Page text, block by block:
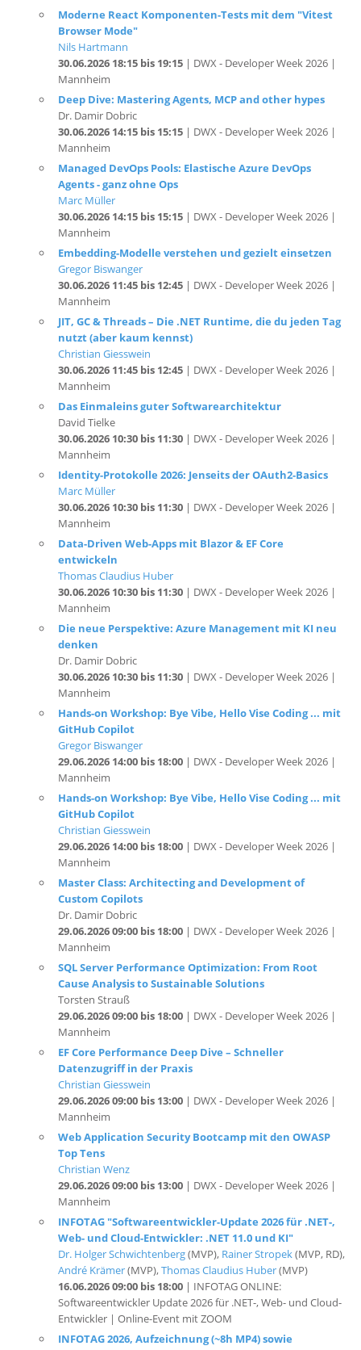
Nils Hartmann
30.06.2026 18:15 bis 19:15
Mannheim
Deep Dive: Mastering Agents, MCP and other hypes
Dr. Damir Dobric
30.06.2026 14:15 bis 15:15| DWX - Developer Week 2026 |
Mannheim
Managed DevOps Pools: Elastische Azure DevOps
Agents - ganz ohne Ops
Marc Müller
30.06.2026 14:15 bis 15:15
Mannheim
Embedding-Modelle verstehen und gezielt einsetzen
Gregor Biswanger
30.06.2026 11:45 bis 12:45| DWX - Developer Week 2026 |
Mannheim
JIT, GC & Threads – Die .NET Runtime, die du jeden Tag
nutzt (aber kaum kennst)
Christian Giesswein
30.06.2026 11:45 bis 12:45| DWX - Developer Week 2026 |
Mannheim
Das Einmaleins guter Softwarearchitektur
David Tielke
30.06.2026 10:30 bis 11:30| DWX - Developer Week 2026 |
Mannheim
Identity-Protokolle 2026: Jenseits der OAuth2-Basics
Marc Müller
30.06.2026 10:30 bis 11:30| DWX - Developer Week 2026 |
Mannheim
Data-Driven Web-Apps mit Blazor & EF Core
entwickeln
Thomas Claudius Huber
30.06.2026 10:30 bis 11:30
Mannheim
Die neue Perspektive: Azure Management mit KI neu
denken
Dr. Damir Dobric
30.06.2026 10:30 bis 11:30
Mannheim
Hands-on Workshop: Bye Vibe, Hello Vise Coding ... mit
GitHub Copilot
Gregor Biswanger
29.06.2026 14:00 bis 18:00
Mannheim
Hands-on Workshop: Bye Vibe, Hello Vise Coding ... mit
GitHub Copilot
Christian Giesswein
29.06.2026 14:00 bis 18:00
Mannheim
Master Class: Architecting and Development of
Custom Copilots
Dr. Damir Dobric
29.06.2026 09:00 bis 18:00
Mannheim
SQL Server Performance Optimization: From Root
Cause Analysis to Sustainable Solutions
Torsten Strauß
29.06.2026 09:00 bis 18:00| DWX - Developer Week 2026 |
Mannheim
EF Core Performance Deep Dive – Schneller
Datenzugriff in der Praxis
Christian Giesswein
29.06.2026 09:00 bis 13:00| DWX - Developer Week 2026 |
Mannheim
Web Application Security Bootcamp mit den OWASP
Top Tens
Christian Wenz
29.06.2026 09:00 bis 13:00
Mannheim
INFOTAG "Softwareentwickler-Update 2026 für .NET-,
Web- und Cloud-Entwickler: .NET 11.0 und KI"
Dr. Holger Schwichtenberg(MVP),Rainer Stropek(MVP, RD),
André Krämer(MVP),Thomas Claudius Huber (MVP)
16.06.2026 09:00 bis 18:00| INFOTAG ONLINE:
Softwareentwickler Update 2026 für .NET-, Web- und Cloud-
Entwickler | Online-Event mit ZOOM
INFOTAG 2026, Aufzeichnung (~8h MP4) sowie
Präsentationen und Codebeispiele
Dr. Holger Schwichtenberg(MVP)